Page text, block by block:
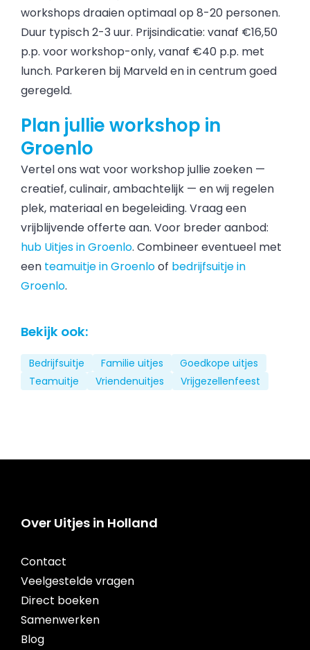
workshops draaien optimaal op 8-20 personen.
Duur typisch 2-3 uur. Prijsindicatie: vanaf €16,50
p.p. voor workshop-only, vanaf €40 p.p. met
lunch. Parkeren bij Marveld en in centrum goed
geregeld.
Plan jullie workshop in
Groenlo
Vertel ons wat voor workshop jullie zoeken —
creatief, culinair, ambachtelijk — en wij regelen
plek, materiaal en begeleiding. Vraag een
vrijblijvende offerte aan. Voor breder aanbod:
hub Uitjes in Groenlo. Combineer eventueel met
een teamuitje in Groenloof bedrijfsuitje in
Groenlo.
Bekijk ook:
Bedrijfsuitje Familie uitjes
Goedkope uitjes
Teamuitje
Vriendenuitjes Vrijgezellenfeest
Over Uitjes in Holland
Contact
Veelgestelde vragen
Direct boeken
Samenwerken
Blog